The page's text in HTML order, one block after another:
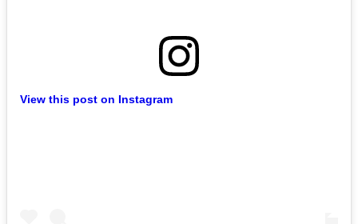
View this post on Instagram